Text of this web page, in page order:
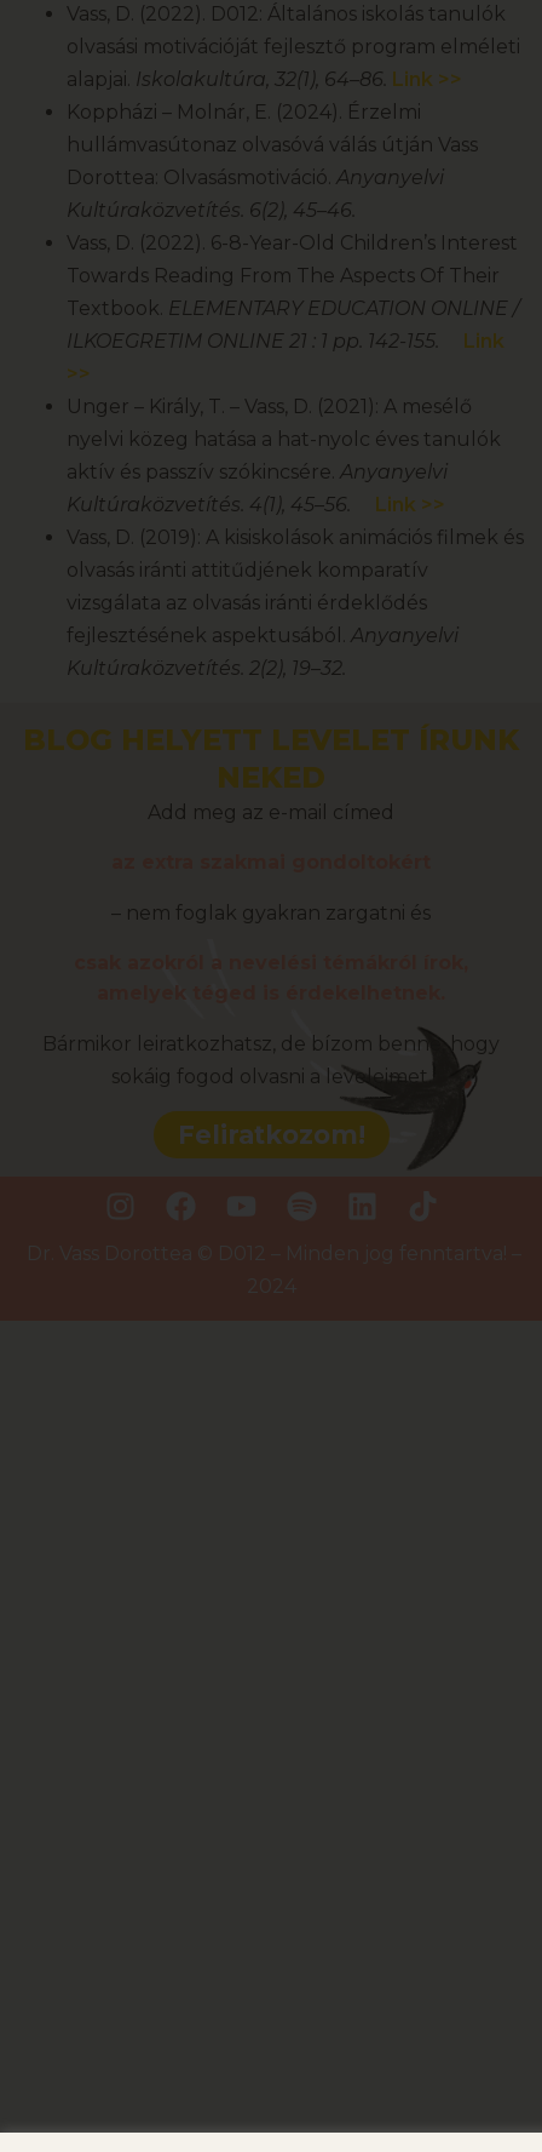
Vass, D. (2022). D012: Általános iskolás tanulók
olvasási motivációját fejlesztő program elméleti
alapjai. Iskolakultúra, 32(1), 64–86. Link >>
Koppházi – Molnár, E. (2024). Érzelmi
hullámvasútonaz olvasóvá válás útján Vass
Dorottea: Olvasásmotiváció. Anyanyelvi
Kultúraközvetítés. 6(2), 45–46.
Vass, D. (2022). 6-8-Year-Old Children’s Interest
Towards Reading From The Aspects Of Their
Textbook. ELEMENTARY EDUCATION ONLINE /
ILKOEGRETIM ONLINE 21 : 1 pp. 142-155.
Link
>>
Unger – Király, T. – Vass, D. (2021): A mesélő
nyelvi közeg hatása a hat-nyolc éves tanulók
aktív és passzív szókincsére. Anyanyelvi
Kultúraközvetítés. 4(1), 45–56.
Link >>
Vass, D. (2019): A kisiskolások animációs filmek és
olvasás iránti attitűdjének komparatív
vizsgálata az olvasás iránti érdeklődés
fejlesztésének aspektusából. Anyanyelvi
Kultúraközvetítés. 2(2), 19–32.
BLOG HELYETT LEVELET ÍRUNK
NEKED
Add meg az e-mail címed
– nem foglak gyakran zargatni és
Bármikor leiratkozhatsz, de bízom benne, hogy
sokáig fogod olvasni a leveleimet.
Feliratkozom!